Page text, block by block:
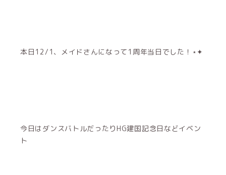
本日12/1、メイドさんになって1周年当日でした！⋆✦
今日はダンスバトルだったりHG建国記念日などイベン
ト